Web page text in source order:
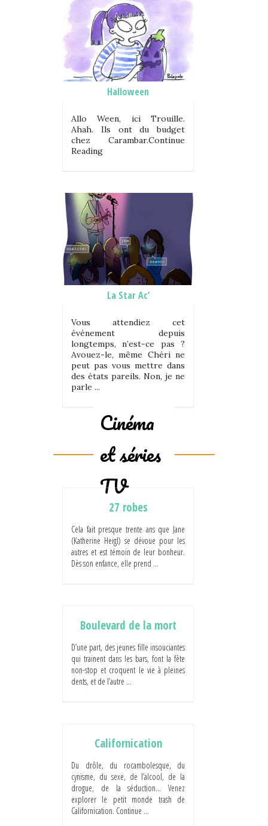
Halloween
Allo Ween, ici Trouille.
Ahah. Ils ont du budget
chez Carambar.Continue
Reading
La Star Ac’
Vous attendiez cet
événement depuis
longtemps, n’est-ce pas ?
Avouez-le, même Chéri ne
peut pas vous mettre dans
des états pareils. Non, je ne
parle ...
Cinéma
et séries
TV
27 robes
Cela fait presque trente ans que Jane
(Katherine Heigl) se dévoue pour les
autres et est témoin de leur bonheur.
Dès son enfance, elle prend ...
Boulevard de la mort
D’une part, des jeunes fille insouciantes
qui trainent dans les bars, font la fête
non-stop et croquent le vie à pleines
dents, et de l’autre ...
Californication
Du drôle, du rocambolesque, du
cynisme, du sexe, de l’alcool, de la
drogue, de la séduction… Venez
explorer le petit monde trash de
Californication. Continue ...